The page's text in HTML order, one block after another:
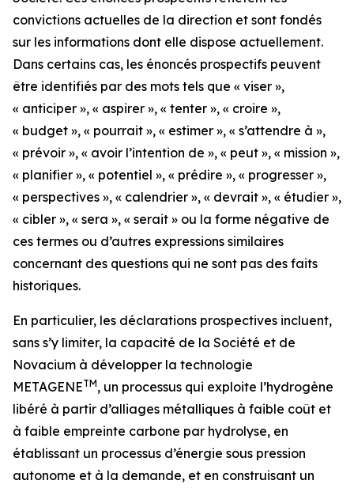
convictions actuelles de la direction et sont fondés
sur les informations dont elle dispose actuellement.
Dans certains cas, les énoncés prospectifs peuvent
être identifiés par des mots tels que « viser »,
« anticiper », « aspirer », « tenter », « croire »,
« budget », « pourrait », « estimer », « s’attendre à »,
« prévoir », « avoir l’intention de », « peut », « mission »,
« planifier », « potentiel », « prédire », « progresser »,
« perspectives », « calendrier », « devrait », « étudier »,
« cibler », « sera », « serait » ou la forme négative de
ces termes ou d’autres expressions similaires
concernant des questions qui ne sont pas des faits
historiques.
En particulier, les déclarations prospectives incluent,
sans s’y limiter, la capacité de la Société et de
Novacium à développer la technologie
METAGENETM, un processus qui exploite l’hydrogène
libéré à partir d’alliages métalliques à faible coût et
à faible empreinte carbone par hydrolyse, en
établissant un processus d’énergie sous pression
autonome et à la demande, et en construisant un